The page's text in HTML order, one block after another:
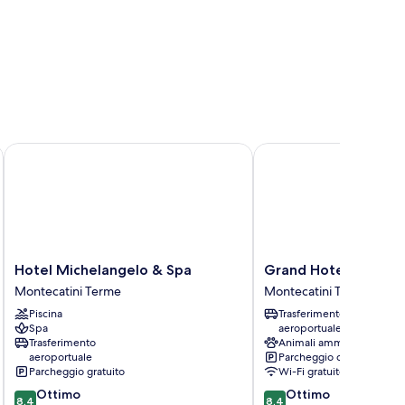
Hotel
Michelangelo
&
Spa
Montecatini
Terme
Hotel Michelangelo & Spa
Montecatini Terme
Piscina
Spa
Trasferimento
aeroportuale
Parcheggio gratuito
8.4
8,4 Ottimo
Hotel Michelangelo & Spa
Grand
Hotel
Tettuccio
Montecatini
Terme
Grand Hotel
Montecatini Terme
Trasferimento
aeroportuale
Animali ammessi
Parcheggio disponibile
Wi-Fi gratuito
8.4
8,4 Ottimo
Grand Hotel Tettuccio